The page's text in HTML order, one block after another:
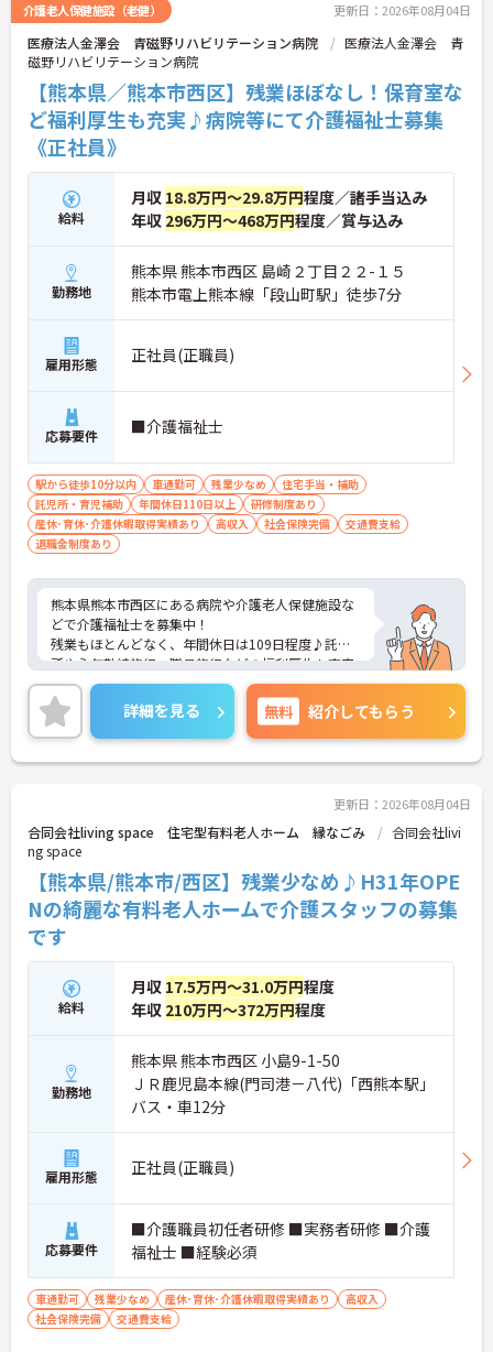
介護老人保健施設（老健） 更新日：2026年08月04日
医療法人金澤会 青磁野リハビリテーション病院
医療法人金澤会 青
磁野リハビリテーション病院
【熊本県／熊本市西区】残業ほぼなし！保育室な
ど福利厚生も充実♪病院等にて介護福祉士募集
《正社員》
給料
月収 18.8万円～29.8万円程度／諸手当込み
年収 296万円～468万円程度／賞与込み
勤務地
熊本県 熊本市西区 島崎２丁目２２-１５
熊本市電上熊本線「段山町駅」徒歩7分
雇用形態 正社員(正職員)
応募要件 ■介護福祉士
駅から徒歩10分以内 車通勤可 残業少なめ
住宅手当・補助
託児所・育児補助
年間休日110日以上
研修制度あり
産休･育休･介護休暇取得実績あり
高収入 社会保険完備
交通費支給
退職金制度あり
熊本県熊本市西区にある病院や介護老人保健施設な
どで介護福祉士を募集中！
残業もほとんどなく、年間休日は109日程度♪託児
所や永年勤続旅行、職員旅行などの福利厚生も充実
しています◎
ご興味ある方には、面接対策ポイントなど、詳細を
お話しいたしますのでお気軽にご相談ください。
詳細を見る 無料 紹介してもらう
更新日：2026年08月04日
合同会社living space 住宅型有料老人ホーム 縁なごみ
合同会社livi
ng space
【熊本県/熊本市/西区】残業少なめ♪H31年OPE
Nの綺麗な有料老人ホームで介護スタッフの募集
です
給料
月収 17.5万円～31.0万円程度
年収 210万円～372万円程度
勤務地
熊本県 熊本市西区 小島9-1-50
ＪＲ鹿児島本線(門司港－八代)「西熊本駅」
バス・車12分
雇用形態 正社員(正職員)
応募要件
■介護職員初任者研修 ■実務者研修 ■介護
福祉士 ■経験必須
車通勤可 残業少なめ 産休･育休･介護休暇取得実績あり
高収入
社会保険完備
交通費支給